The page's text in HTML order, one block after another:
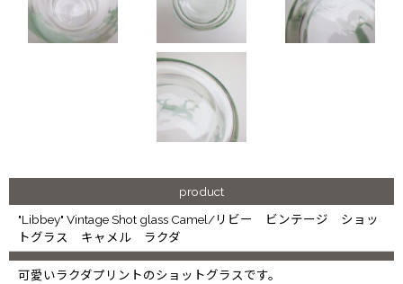
product
"Libbey" Vintage Shot glass Camel/リビー ビンテージ ショッ
トグラス キャメル ラクダ
可愛いラクダプリントのショットグラスです。